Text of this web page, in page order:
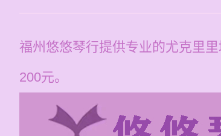
福州悠悠琴行提供专业的尤克里
200元。